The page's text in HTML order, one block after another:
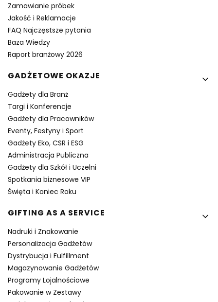
Zamawianie próbek
Jakość i Reklamacje
FAQ Najczęstsze pytania
Baza Wiedzy
Raport branżowy 2026
GADŻETOWE OKAZJE
Gadżety dla Branż
Targi i Konferencje
Gadżety dla Pracowników
Eventy, Festyny i Sport
Gadżety Eko, CSR i ESG
Administracja Publiczna
Gadżety dla Szkół i Uczelni
Spotkania biznesowe VIP
Święta i Koniec Roku
GIFTING AS A SERVICE
Nadruki i Znakowanie
Personalizacja Gadżetów
Dystrybucja i Fulfillment
Magazynowanie Gadżetów
Programy Lojalnościowe
Pakowanie w Zestawy